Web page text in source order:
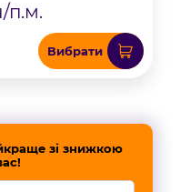
п.м.
Вибрати
зі знижкою